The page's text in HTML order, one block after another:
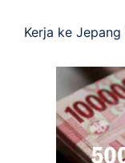
Kerja ke Jepang